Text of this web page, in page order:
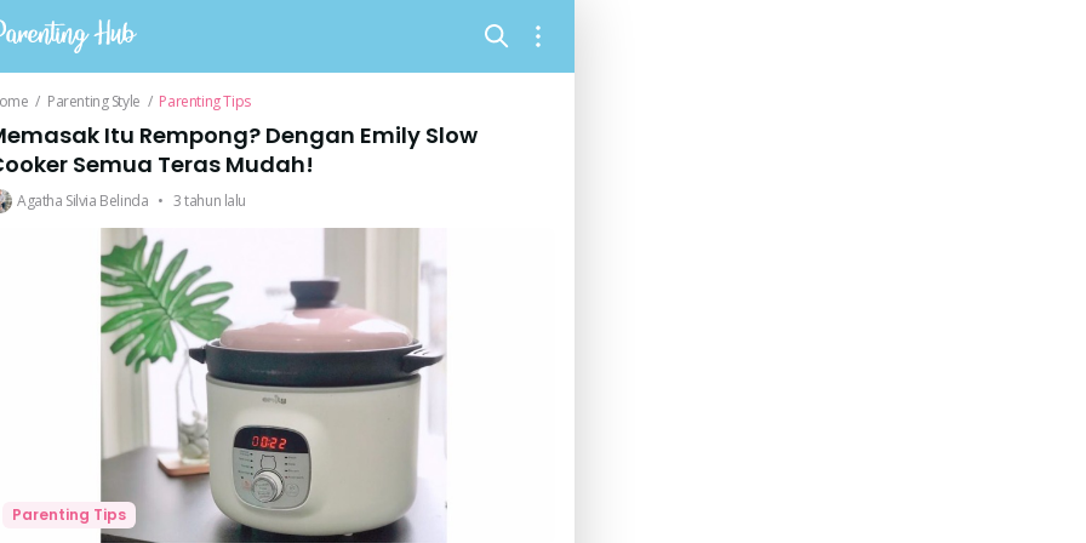
/ Parenting Style / Parenting Tips
Itu Rempong? Dengan Emily Slow
Semua Teras Mudah!
Agatha Silvia Belinda • 3 tahun lalu
Parenting Tips